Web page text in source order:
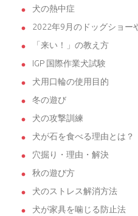
犬の熱中症
2022年9月のドッグショー
「来い！」の教え方
IGP 国際作業犬試験
犬用口輪の使用目的
冬の遊び
犬の攻撃訓練
犬が石を食べる理由とは？
穴掘り・理由・解決
秋の遊び方
犬のストレス解消方法
犬が家具を噛じる防止法